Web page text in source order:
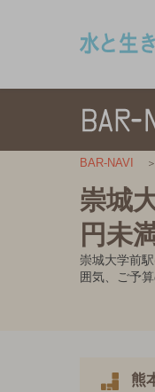
BAR-NAVI
崇城
円未
崇城大学前
囲気、ご予
熊